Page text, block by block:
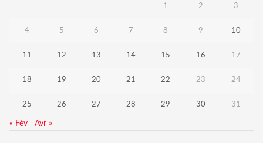
1 2 3
4 5 6 7 8 9 10
11 12 13 14 15 16 17
18 19 20 21 22 23 24
25 26 27 28 29 30 31
« Fév Avr »